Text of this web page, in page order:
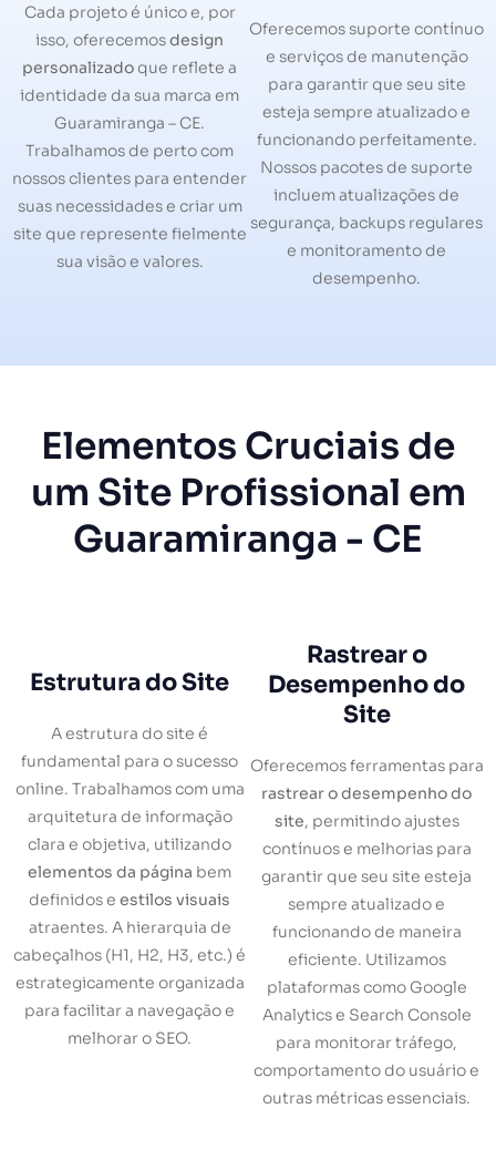
Cada projeto é único e, por
isso, oferecemosdesign
personalizadoque reflete a
identidade da sua marca em
Guaramiranga – CE.
Trabalhamos de perto com
nossos clientes para entender
suas necessidades e criar um
site que represente fielmente
sua visão e valores.
Oferecemos suporte contínuo
e serviços de manutenção
para garantir que seu site
esteja sempre atualizado e
funcionando perfeitamente.
Nossos pacotes de suporte
incluem atualizações de
segurança, backups regulares
e monitoramento de
desempenho.
Elementos Cruciais de
um Site Profissional em
Guaramiranga - CE
Estrutura do Site
A estrutura do site é
fundamental para o sucesso
online. Trabalhamos com uma
arquitetura de informação
clara e objetiva, utilizando
elementos da página bem
definidos e estilos visuais
atraentes. A hierarquia de
cabeçalhos (H1, H2, H3, etc.) é
estrategicamente organizada
para facilitar a navegação e
melhorar o SEO.
Rastrear o
Desempenho do
Site
Oferecemos ferramentas para
rastrear o desempenho do
site, permitindo ajustes
contínuos e melhorias para
garantir que seu site esteja
sempre atualizado e
funcionando de maneira
eficiente. Utilizamos
plataformas como Google
Analytics e Search Console
para monitorar tráfego,
comportamento do usuário e
outras métricas essenciais.